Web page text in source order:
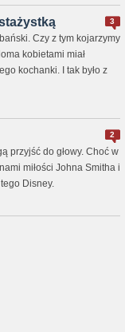
3
Czy z tym kojarzymy
kobietami miał
kochanki. I tak było z
2
przyjść do głowy. Choć w
miłości Johna Smitha i
Disney.